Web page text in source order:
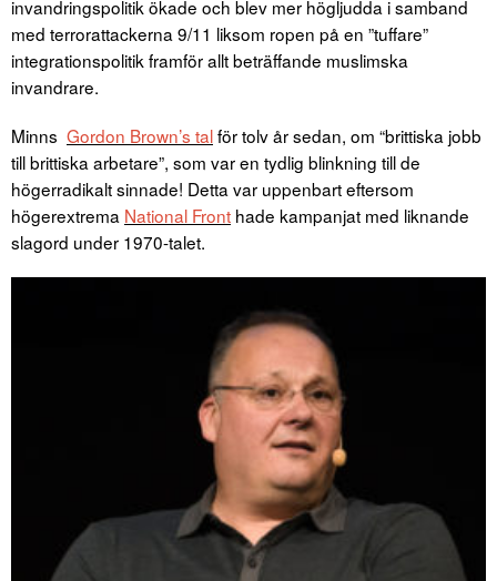
invandringspolitik ökade och blev mer högljudda i samband
med terrorattackerna 9/11 liksom ropen på en ”tuffare”
integrationspolitik framför allt beträffande muslimska
invandrare.
Minns Gordon Brown’s talför tolv år sedan, om “brittiska jobb
till brittiska arbetare”, som var en tydlig blinkning till de
högerradikalt sinnade! Detta var uppenbart eftersom
högerextrema National Front hade kampanjat med liknande
slagord under 1970-talet.